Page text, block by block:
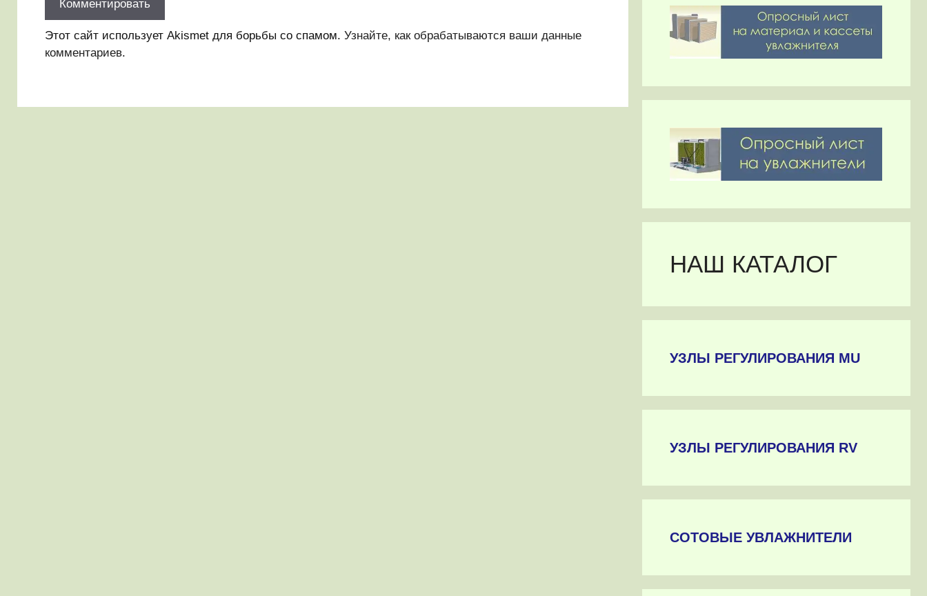
Этот сайт использует Akismet для борьбы со спамом. Узнайте, как обрабатываются ваши данные
комментариев.
НАШ КАТАЛОГ
УЗЛЫ РЕГУЛИРОВАНИЯ MU
УЗЛЫ РЕГУЛИРОВАНИЯ RV
СОТОВЫЕ УВЛАЖНИТЕЛИ